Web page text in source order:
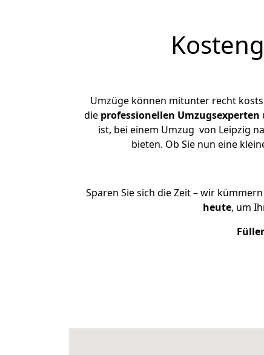
Umzüge können mitunter recht
die professionellen Umzugsexperten
ist, bei einem Umzug von Leipzig
bieten. Ob Sie nun eine
Sparen Sie sich die Zeit – wir
heute, um